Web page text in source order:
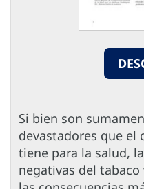
Si bien son
devastadores que el
tiene para la salud,
negativas del